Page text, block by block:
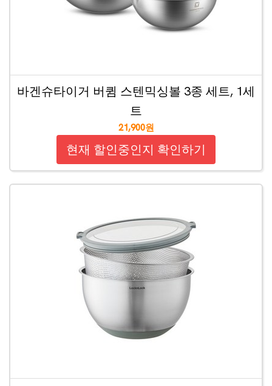
바겐슈타이거 버큄 스텐믹싱볼 3종 세트, 1세
트
21,900원
현재 할인중인지 확인하기